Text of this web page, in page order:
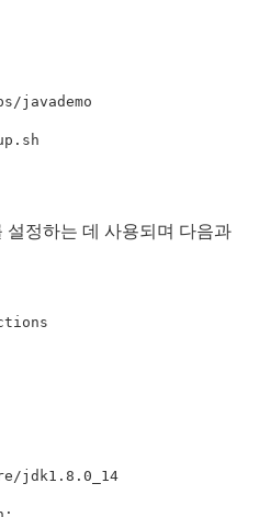
javademo
설정하는 데 사용되며 다음과
jdk1.8.0_14